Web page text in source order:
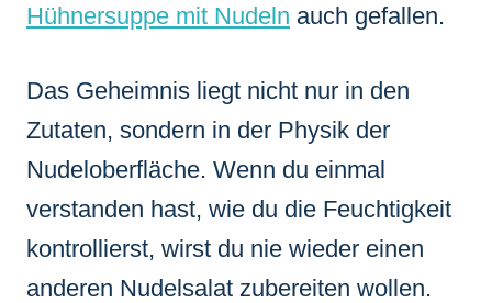
Hühnersuppe mit Nudeln auch gefallen.
Das Geheimnis liegt nicht nur in den
Zutaten, sondern in der Physik der
Nudeloberfläche. Wenn du einmal
verstanden hast, wie du die Feuchtigkeit
kontrollierst, wirst du nie wieder einen
anderen Nudelsalat zubereiten wollen.